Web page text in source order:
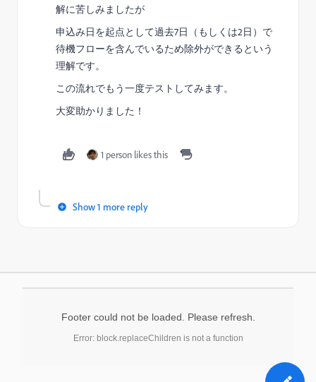
解に苦しみましたが
申込み日を起点として過去7日（もしくは2日）で
待機フローを含んでいるため除外ができるという
理解です。
この流れでもう一度テストしてみます。
大変助かりました！
1 person likes this
Show 1 more reply
Footer could not be loaded. Please refresh.
Error: block.replaceChildren is not a function